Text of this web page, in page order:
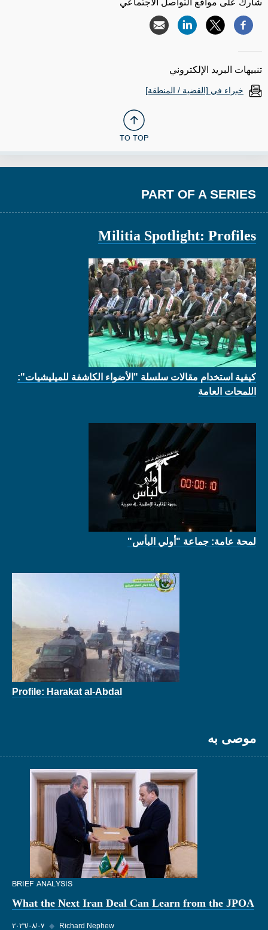
شارك على مواقع التواصل الاجتماعي
تنبيهات البريد الإلكتروني
خبراء في [القضية / المنطقة]
TO TOP
PART OF A SERIES
Militia Spotlight: Profiles
كيفية استخدام مقالات سلسلة "الأضواء الكاشفة للميليشيات":
اللمحات العامة
لمحة عامة: جماعة "أولي البأس"
Profile: Harakat al-Abdal
موصى به
BRIEF ANALYSIS
What the Next Iran Deal Can Learn from the JPOA
٠٧‏/٠٨‏/٢٠٢٦ ◆ Richard Nephew